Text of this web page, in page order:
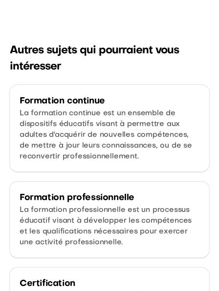
Autres sujets qui pourraient vous
intéresser
Formation continue
La formation continue est un ensemble de
dispositifs éducatifs visant à permettre aux
adultes d'acquérir de nouvelles compétences,
de mettre à jour leurs connaissances, ou de se
reconvertir professionnellement.
Formation professionnelle
La formation professionnelle est un processus
éducatif visant à développer les compétences
et les qualifications nécessaires pour exercer
une activité professionnelle.
Certification